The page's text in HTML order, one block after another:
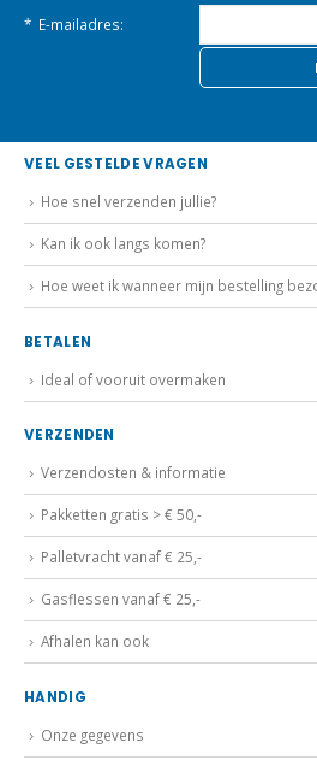
* E-mailadres:
VEEL GESTELDE VRAGEN
Hoe snel verzenden jullie?
Kan ik ook langs komen?
Hoe weet ik wanneer mijn bestelling
BETALEN
Ideal of vooruit overmaken
VERZENDEN
Verzendosten & informatie
Pakketten gratis > € 50,-
Palletvracht vanaf € 25,-
Gasflessen vanaf € 25,-
Afhalen kan ook
HANDIG
Onze gegevens